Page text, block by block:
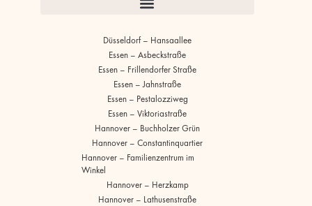
Düsseldorf – Hansaallee
Essen – Asbeckstraße
Essen – Frillendorfer Straße
Essen – Jahnstraße
Essen – Pestalozziweg
Essen – Viktoriastraße
Hannover – Buchholzer Grün
Hannover – Constantinquartier
Hannover – Familienzentrum im
Winkel
Hannover – Herzkamp
Hannover – Lathusenstraße